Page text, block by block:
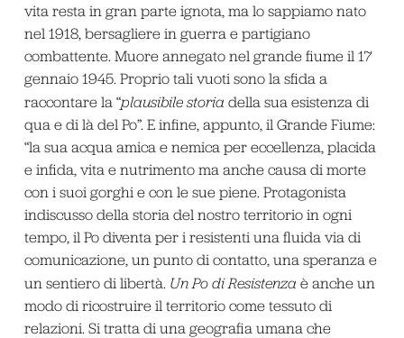
vita resta in gran parte ignota, ma lo sappiamo nato
nel 1918, bersagliere in guerra e partigiano
combattente. Muore annegato nel grande fiume il 17
gennaio 1945. Proprio tali vuoti sono la sfida a
raccontare la “plausibile storia della sua esistenza di
qua e di là del Po”. E infine, appunto, il Grande Fiume:
“la sua acqua amica e nemica per eccellenza, placida
e infida, vita e nutrimento ma anche causa di morte
con i suoi gorghi e con le sue piene. Protagonista
indiscusso della storia del nostro territorio in ogni
tempo, il Po diventa per i resistenti una fluida via di
comunicazione, un punto di contatto, una speranza e
un sentiero di libertà. Un Po di Resistenza è anche un
modo di ricostruire il territorio come tessuto di
relazioni. Si tratta di una geografia umana che